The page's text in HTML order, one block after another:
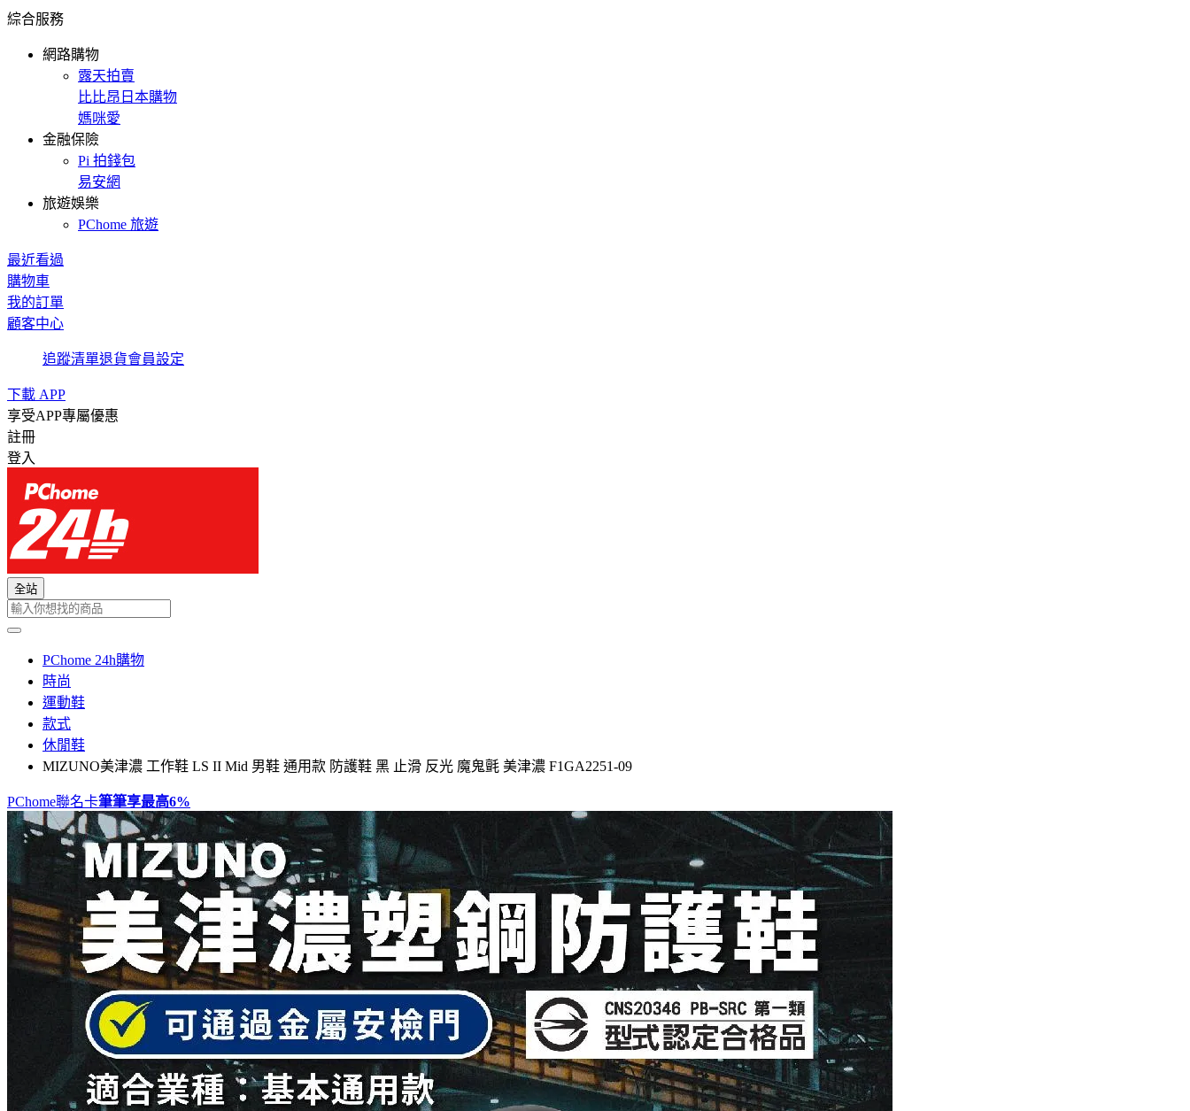
綜合服務
網路購物
露天拍賣
比比昂日本購物
媽咪愛
金融保險
Pi 拍錢包
易安網
旅遊娛樂
PChome 旅遊
最近看過
購物車
我的訂單
顧客中心
追蹤清單退貨會員設定
下載 APP
享受APP專屬優惠
註冊
登入
全站
PChome 24h購物
時尚
運動鞋
款式
休閒鞋
MIZUNO美津濃 工作鞋 LS II Mid 男鞋 通用款 防護鞋 黑 止滑 反光 魔鬼氈 美津濃 F1GA2251-09
PChome聯名卡筆筆享最高6%